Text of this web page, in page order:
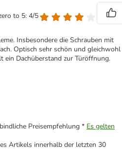
to 5: 4/5
Insbesondere die Schrauben mit
Optisch sehr schön und gleichwohl
ein Dachüberstand zur Türöffnung.
Preisempfehlung * Es gelten
Artikels innerhalb der letzten 30